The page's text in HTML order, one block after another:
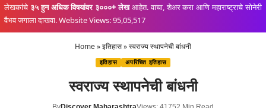
लेखकांचे ३५ हुन अधिक विषयांवर ३०००+ लेखआहेत. वाचा, शेअर करा आणि महाराष्ट्राचे सोनेरी
वैभव जगाला दाखवा. Website Views: 95,05,517
Home»इतिहास»स्वराज्य स्थापनेची बांधनी
इतिहास अपरिचित इतिहास
स्वराज्य स्थापनेची बांधनी